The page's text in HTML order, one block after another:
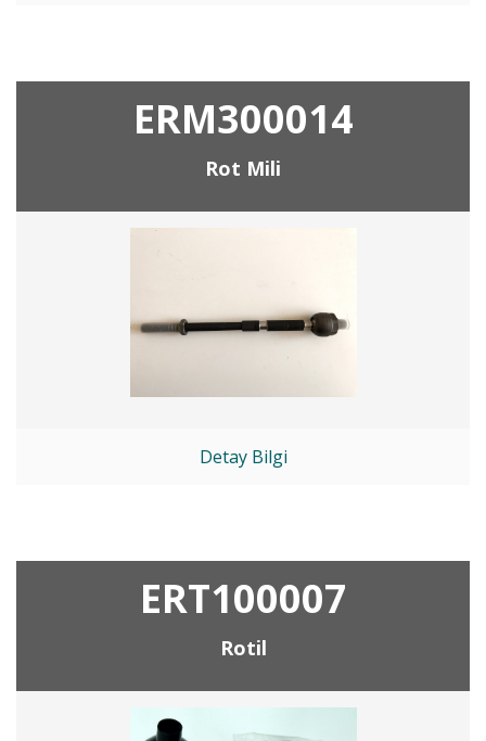
ERM300014
Rot Mili
Detay Bilgi
ERT100007
Rotil